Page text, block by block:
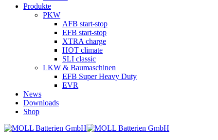
Produkte
PKW
AFB start-stop
EFB start-stop
XTRA charge
HOT climate
SLI classic
LKW & Baumaschinen
EFB Super Heavy Duty
EVR
News
Downloads
Shop